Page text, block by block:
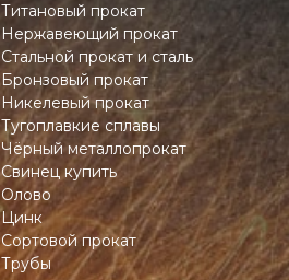
Титановый прокат
Нержавеющий прокат
Стальной прокат и сталь
Бронзовый прокат
Никелевый прокат
Тугоплавкие сплавы
Чёрный металлопрокат
Свинец купить
Олово
Цинк
Сортовой прокат
Трубы